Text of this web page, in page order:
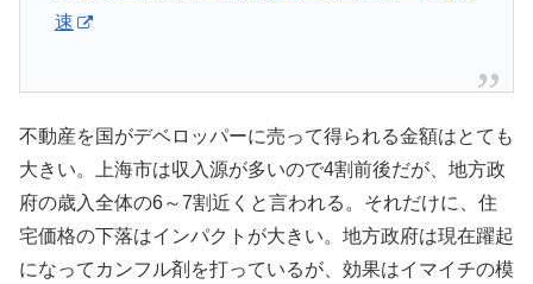
速
不動産を国がデベロッパーに売って得られる金額はとても
大きい。上海市は収入源が多いので4割前後だが、地方政
府の歳入全体の6～7割近くと言われる。それだけに、住
宅価格の下落はインパクトが大きい。地方政府は現在躍起
になってカンフル剤を打っているが、効果はイマイチの模